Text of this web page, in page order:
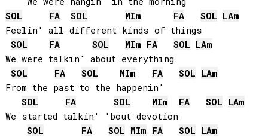
SOL
FA SOL MIm FA SOL LAm
Feelin' all different kinds of things
SOL
FA SOL MIm FA SOL LAm
We were talkin' about everything
SOL
FA SOL MIm FA SOL LAm
From the past to the happenin'
SOL
FA SOL MIm FA SOL LAm
We started talkin' 'bout devotion
SOL
FA SOL MIm FA SOL LAm